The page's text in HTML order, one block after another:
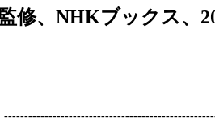
修、NHKブックス、